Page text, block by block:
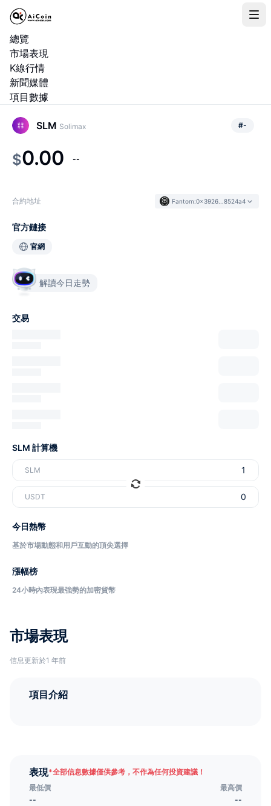
總覽
市場表現
K線行情
新聞媒體
項目數據
市場表現
信息更新於1 年前
項目介紹
表現*全部信息數據僅供參考，不作為任何投資建議！
最低價
最高價
--
--
SLM Solimax #-
$0.00 --
合約地址 Fantom:0x3926...8524a4
官方鏈接
官網
解讀今日走勢
交易
SLM 計算機
SLM
USDT
今日熱幣
基於市場動態和用戶互動的頂尖選擇
漲幅榜
24小時內表現最強勢的加密貨幣